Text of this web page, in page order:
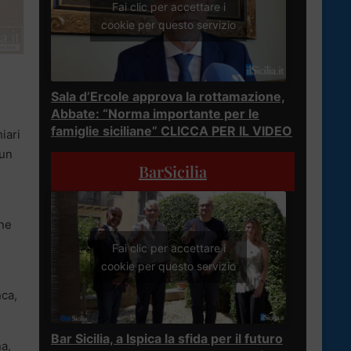
Fai clic per accettare i
cookie per questo servizio
Sala d’Ercole approva la rottamazione,
Abbate: “Norma importante per le
famiglie siciliane” CLICCA PER IL VIDEO
BarSicilia
Fai clic per accettare i
cookie per questo servizio
Bar Sicilia, a Ispica la sfida per il futuro